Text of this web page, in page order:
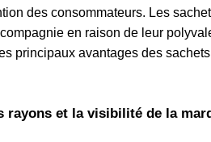
des consommateurs. Les
en raison de leur
principaux avantages des
rayons et la visibilité de la